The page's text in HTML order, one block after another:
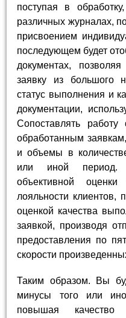
поступая в
различных журналах,
присвоением
последующем будет
документах,
заявку из большого
статус выполнения и
документации,
Сопоставлять
обработанным
и объемы в
или иной период.
объективной
лояльности клиентов,
оценкой качества
заявкой, производя
предоставления по
скорости
Таким образом. Вы
минусы того или
повышая